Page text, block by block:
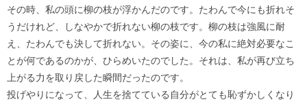
その時、私の頭に柳の枝が浮かんだのです。たわんで今にも折れそ
うだけれど、しなやかで折れない柳の枝です。柳の枝は強風に耐
え、たわんでも決して折れない。その姿に、今の私に絶対必要なこ
とが何であるのかが、ひらめいたのでした。それは、私が再び立ち
上がる力を取り戻した瞬間だったのです。
投げやりになって、人生を捨てている自分がとても恥ずかしくなり